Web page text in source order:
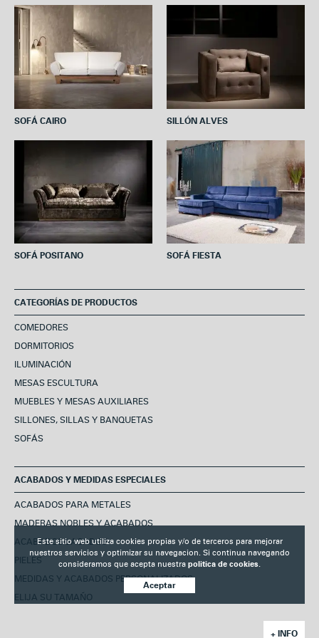
o
e
r
t
A
p
p
SOFÁ CAIRO SILLÓN ALVES
SOFÁ POSITANO SOFÁ FIESTA
CATEGORÍAS DE PRODUCTOS
COMEDORES
DORMITORIOS
ILUMINACIÓN
MESAS ESCULTURA
MUEBLES Y MESAS AUXILIARES
SILLONES, SILLAS Y BANQUETAS
SOFÁS
ACABADOS Y MEDIDAS ESPECIALES
ACABADOS PARA METALES
MADERAS NOBLES Y ACABADOS
ACABADOS LACADOS
PIELES
MEDIDAS Y ACABADOS PERSONALIZADOS
ELIJA SU TAMAÑO
+ INFO
Este sitio web utiliza cookies propias y/o de terceros para mejorar
nuestros servicios y optimizar su navegacion. Si continua navegando
consideramos que acepta nuestra politica de cookies.
Aceptar